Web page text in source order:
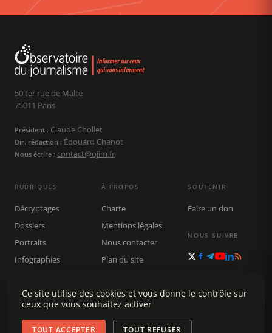
50 ter rue de Malte
75011 Paris
Président : Claude Chollet
Dir. rédaction : Édouard Chanot
Nous écrire : contact@ojim.fr
RUBRIQUES
Décryptages
Dossiers
Portraits
Infographies
Rechercher
À PROPOS
Charte
Mentions légales
Nous contacter
Plan du site
SOUTENIR
Faire un don
NOUS SUIVRE
Ce site utilise des cookies et vous donne le contrôle sur
ceux que vous souhaitez activer
TOUT ACCEPTER TOUT REFUSER